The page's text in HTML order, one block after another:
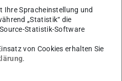
Ihre Spracheinstellung und
„Statistik“ die
Statistik-Software
von Cookies erhalten Sie
.